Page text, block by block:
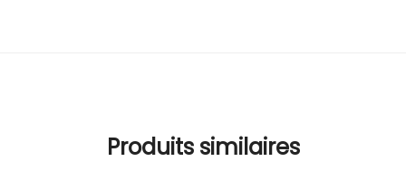
Produits similaires